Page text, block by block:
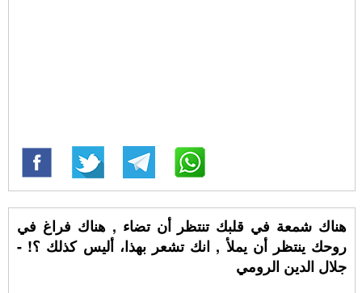
هناك شمعة في قلبك تنتظر أن تضاء , هناك فراغ في
روحك ينتظر أن يملأ , انك تشعر بهذا، أليس كذلك ؟! -
جلال الدين الرومي